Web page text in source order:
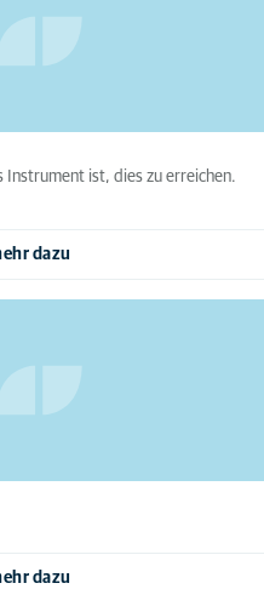
Instrument ist, dies zu erreichen.
dazu
dazu